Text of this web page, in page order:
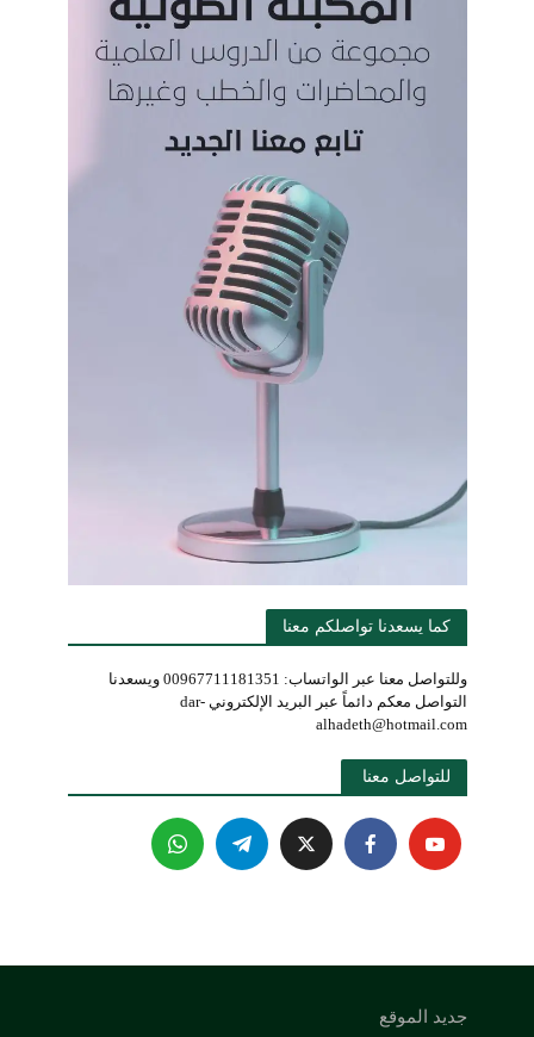
كما يسعدنا تواصلكم معنا
وللتواصل معنا عبر الواتساب: 00967711181351 ويسعدنا
التواصل معكم دائماً عبر البريد الإلكتروني dar-
alhadeth@hotmail.com
للتواصل معنا
جديد الموقع